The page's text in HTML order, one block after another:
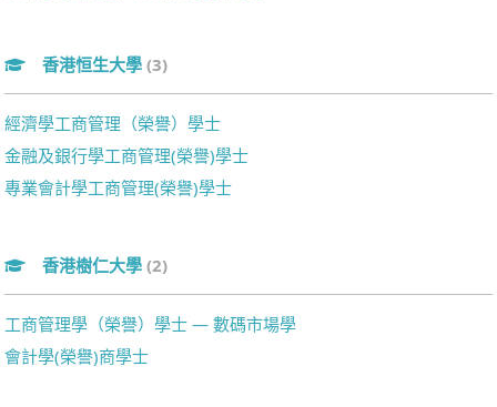
香港恒生大學 (3)
經濟學工商管理（榮譽）學士
金融及銀行學工商管理(榮譽)學士
專業會計學工商管理(榮譽)學士
香港樹仁大學 (2)
工商管理學（榮譽）學士 — 數碼市場學
會計學(榮譽)商學士